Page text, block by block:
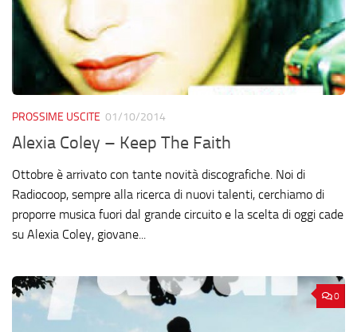
PROSSIME USCITE 01/10/2014
Alexia Coley – Keep The Faith
Ottobre è arrivato con tante novità discografiche. Noi di
Radiocoop, sempre alla ricerca di nuovi talenti, cerchiamo di
proporre musica fuori dal grande circuito e la scelta di oggi cade
su Alexia Coley, giovane...
0